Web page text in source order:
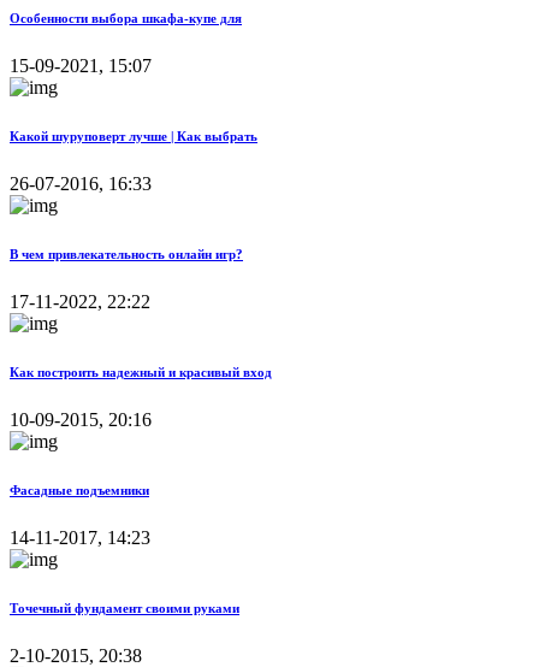
Особенности выбора шкафа-купе для
15-09-2021, 15:07
Какой шуруповерт лучше | Как выбрать
26-07-2016, 16:33
В чем привлекательность онлайн игр?
17-11-2022, 22:22
Как построить надежный и красивый вход
10-09-2015, 20:16
Фасадные подъемники
14-11-2017, 14:23
Точечный фундамент своими руками
2-10-2015, 20:38